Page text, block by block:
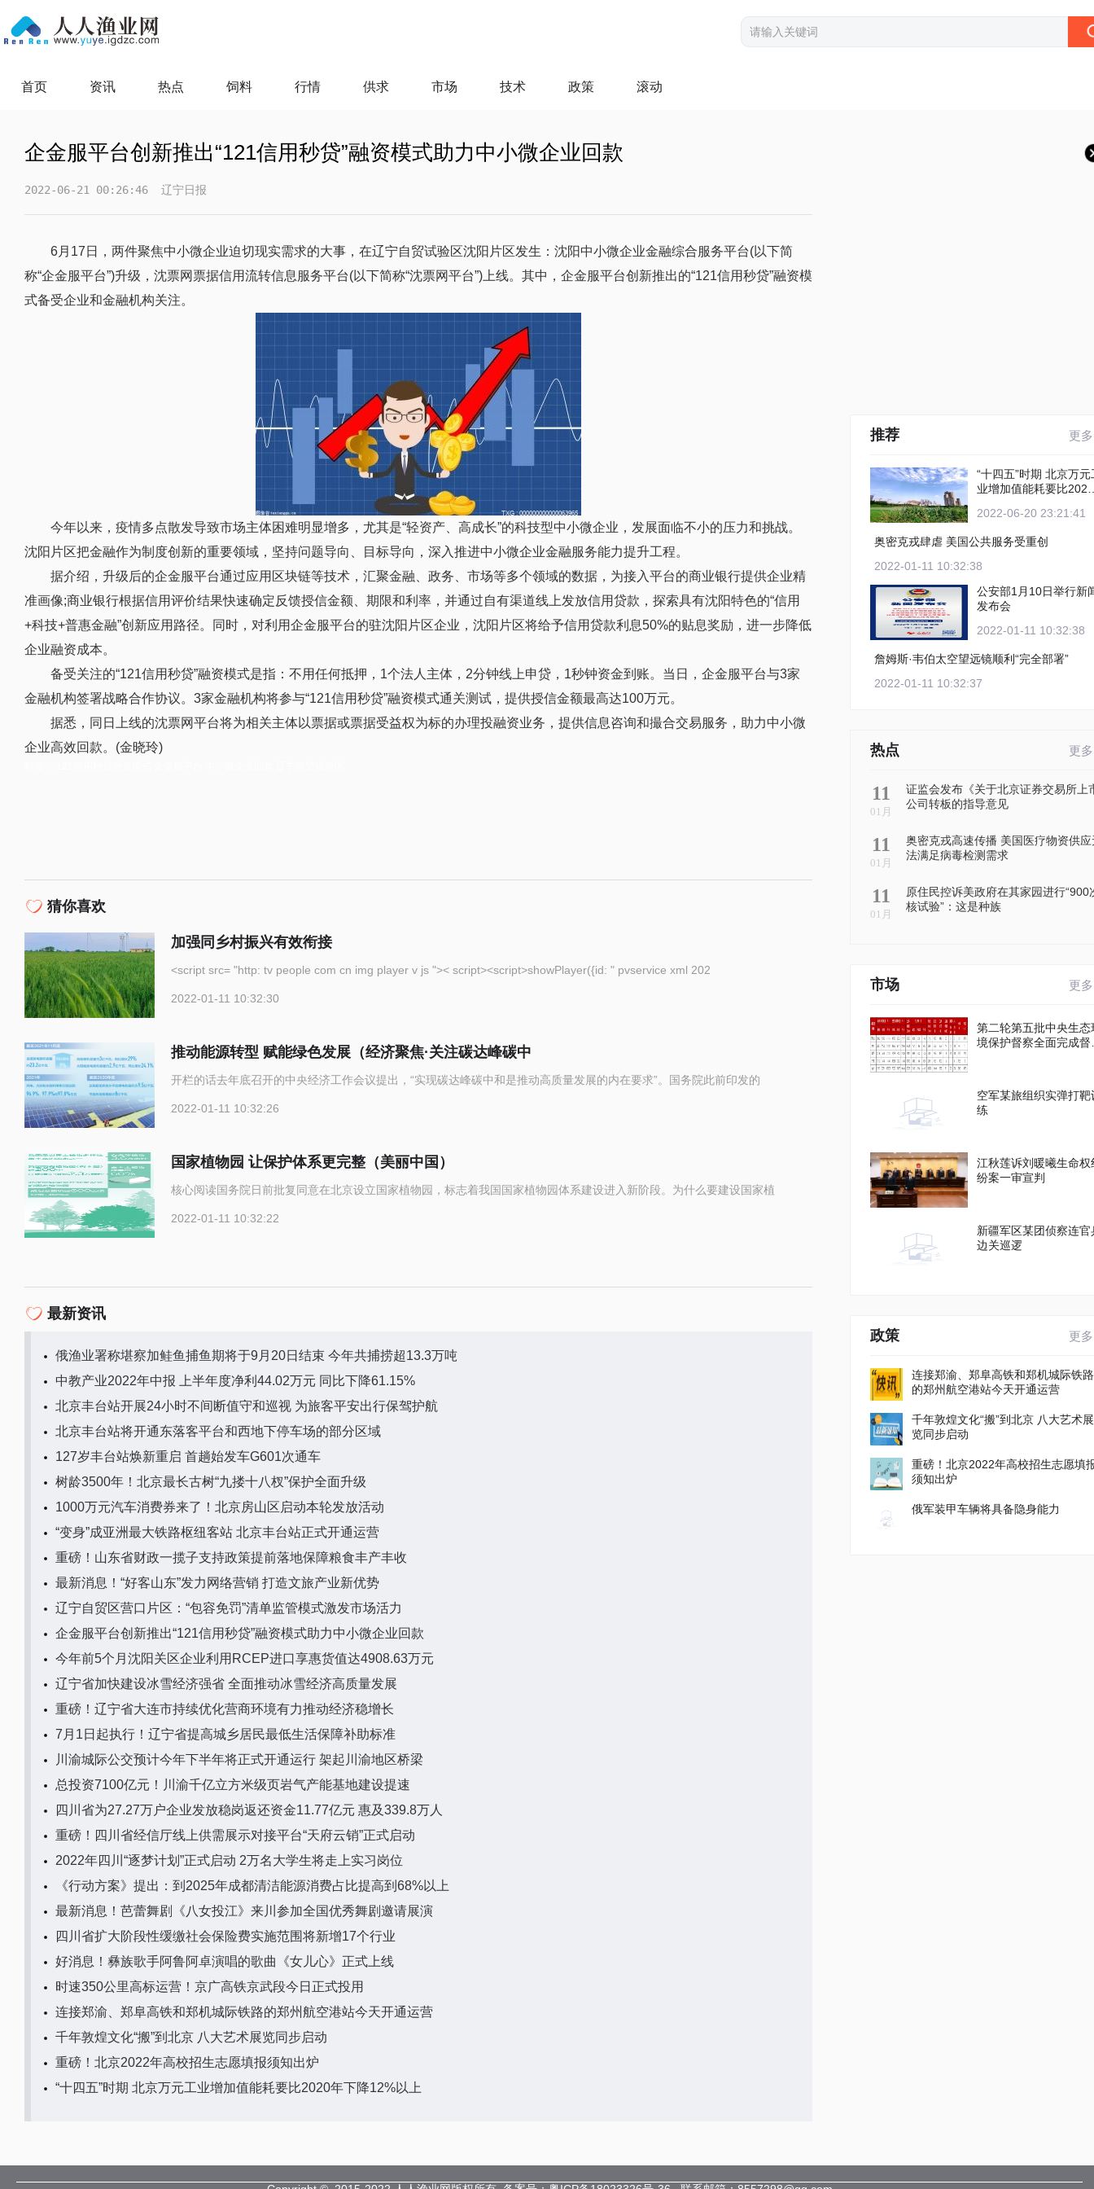
首页 资讯 热点 饲料 行情 供求 市场 技术 政策 滚动
企金服平台创新推出“121信用秒贷”融资模式助力中小微企业回款
2022-06-21 00:26:46 辽宁日报
6月17日，两件聚焦中小微企业迫切现实需求的大事，在辽宁自贸试验区沈阳片区发生：沈阳中小微企业金融综合服务平台(以下简
称“企金服平台”)升级，沈票网票据信用流转信息服务平台(以下简称“沈票网平台”)上线。其中，企金服平台创新推出的“121信用秒贷”融资模
式备受企业和金融机构关注。
今年以来，疫情多点散发导致市场主体困难明显增多，尤其是“轻资产、高成长”的科技型中小微企业，发展面临不小的压力和挑战。
沈阳片区把金融作为制度创新的重要领域，坚持问题导向、目标导向，深入推进中小微企业金融服务能力提升工程。
据介绍，升级后的企金服平台通过应用区块链等技术，汇聚金融、政务、市场等多个领域的数据，为接入平台的商业银行提供企业精
准画像;商业银行根据信用评价结果快速确定反馈授信金额、期限和利率，并通过自有渠道线上发放信用贷款，探索具有沈阳特色的“信用
+科技+普惠金融”创新应用路径。同时，对利用企金服平台的驻沈阳片区企业，沈阳片区将给予信用贷款利息50%的贴息奖励，进一步降低
企业融资成本。
备受关注的“121信用秒贷”融资模式是指：不用任何抵押，1个法人主体，2分钟线上申贷，1秒钟资金到账。当日，企金服平台与3家
金融机构签署战略合作协议。3家金融机构将参与“121信用秒贷”融资模式通关测试，提供授信金额最高达100万元。
据悉，同日上线的沈票网平台将为相关主体以票据或票据受益权为标的办理投融资业务，提供信息咨询和撮合交易服务，助力中小微
企业高效回款。(金晓玲)
猜你喜欢
加强同乡村振兴有效衔接
<script src= "http: tv people com cn img player v js ">< script><script>showPlayer({id: " pvservice xml 202
2022-01-11 10:32:30
推动能源转型 赋能绿色发展（经济聚焦·关注碳达峰碳中
开栏的话去年底召开的中央经济工作会议提出，“实现碳达峰碳中和是推动高质量发展的内在要求”。国务院此前印发的
2022-01-11 10:32:26
国家植物园 让保护体系更完整（美丽中国）
核心阅读国务院日前批复同意在北京设立国家植物园，标志着我国国家植物园体系建设进入新阶段。为什么要建设国家植
2022-01-11 10:32:22
最新资讯
俄渔业署称堪察加鲑鱼捕鱼期将于9月20日结束 今年共捕捞超13.3万吨
中教产业2022年中报 上半年度净利44.02万元 同比下降61.15%
北京丰台站开展24小时不间断值守和巡视 为旅客平安出行保驾护航
北京丰台站将开通东落客平台和西地下停车场的部分区域
127岁丰台站焕新重启 首趟始发车G601次通车
树龄3500年！北京最长古树“九搂十八杈”保护全面升级
1000万元汽车消费券来了！北京房山区启动本轮发放活动
“变身”成亚洲最大铁路枢纽客站 北京丰台站正式开通运营
重磅！山东省财政一揽子支持政策提前落地保障粮食丰产丰收
最新消息！“好客山东”发力网络营销 打造文旅产业新优势
辽宁自贸区营口片区：“包容免罚”清单监管模式激发市场活力
企金服平台创新推出“121信用秒贷”融资模式助力中小微企业回款
今年前5个月沈阳关区企业利用RCEP进口享惠货值达4908.63万元
辽宁省加快建设冰雪经济强省 全面推动冰雪经济高质量发展
重磅！辽宁省大连市持续优化营商环境有力推动经济稳增长
7月1日起执行！辽宁省提高城乡居民最低生活保障补助标准
川渝城际公交预计今年下半年将正式开通运行 架起川渝地区桥梁
总投资7100亿元！川渝千亿立方米级页岩气产能基地建设提速
四川省为27.27万户企业发放稳岗返还资金11.77亿元 惠及339.8万人
重磅！四川省经信厅线上供需展示对接平台“天府云销”正式启动
2022年四川“逐梦计划”正式启动 2万名大学生将走上实习岗位
《行动方案》提出：到2025年成都清洁能源消费占比提高到68%以上
最新消息！芭蕾舞剧《八女投江》来川参加全国优秀舞剧邀请展演
四川省扩大阶段性缓缴社会保险费实施范围将新增17个行业
好消息！彝族歌手阿鲁阿卓演唱的歌曲《女儿心》正式上线
时速350公里高标运营！京广高铁京武段今日正式投用
连接郑渝、郑阜高铁和郑机城际铁路的郑州航空港站今天开通运营
千年敦煌文化“搬”到北京 八大艺术展览同步启动
重磅！北京2022年高校招生志愿填报须知出炉
“十四五”时期 北京万元工业增加值能耗要比2020年下降12%以上
推荐 更多
“十四五”时期 北京万元工
业增加值能耗要比2020
2022-06-20 23:21:41
奥密克戎肆虐 美国公共服务受重创
2022-01-11 10:32:38
公安部1月10日举行新
发布会
2022-01-11 10:32:38
詹姆斯·韦伯太空望远镜顺利“完全部署”
2022-01-11 10:32:37
热点 更多
11
01月
证监会发布《关于北京证券交易所上
公司转板的指导意见
11
01月
奥密克戎高速传播 美国医疗物资供应
法满足病毒检测需求
11
01月
原住民控诉美政府在其家园进行“900
核试验”：这是种族
市场 更多
第二轮第五批中央生态
境保护督察全面完成督
空军某旅组织实弹打靶
练
江秋莲诉刘暖曦生命权
纷案一审宣判
新疆军区某团侦察连官
边关巡逻
政策 更多
连接郑渝、郑阜高铁和郑机城际铁路
的郑州航空港站今天开通运营
千年敦煌文化“搬”到北京 八大艺术展
览同步启动
重磅！北京2022年高校招生志愿填
须知出炉
俄军装甲车辆将具备隐身能力